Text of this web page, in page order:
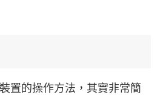
置的操作方法，其實非常簡